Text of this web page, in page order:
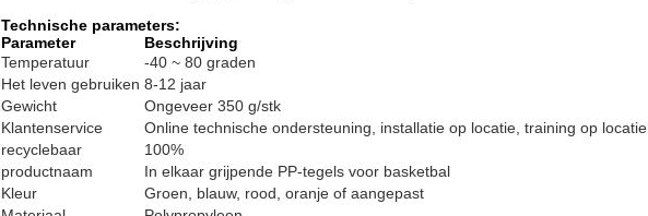
Technische parameters:
Parameter
Beschrijving
Temperatuur
-40 ~ 80 graden
Het leven gebruiken 8-12 jaar
Gewicht
Ongeveer 350 g/stk
Klantenservice
Online technische ondersteuning, installatie op locatie, training op locatie
recyclebaar
100%
productnaam
In elkaar grijpende PP-tegels voor basketbal
Kleur
Groen, blauw, rood, oranje of aangepast